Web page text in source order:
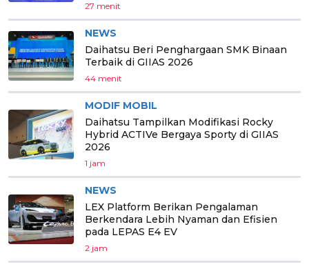
27 menit
NEWS
Daihatsu Beri Penghargaan SMK Binaan
Terbaik di GIIAS 2026
44 menit
MODIF MOBIL
Daihatsu Tampilkan Modifikasi Rocky
Hybrid ACTIVe Bergaya Sporty di GIIAS
2026
1 jam
NEWS
LEX Platform Berikan Pengalaman
Berkendara Lebih Nyaman dan Efisien
pada LEPAS E4 EV
2 jam